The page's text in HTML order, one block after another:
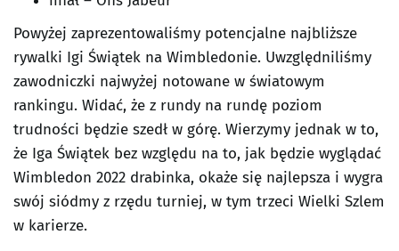
Powyżej zaprezentowaliśmy potencjalne najbliższe
rywalki Igi Świątek na Wimbledonie. Uwzględniliśmy
zawodniczki najwyżej notowane w światowym
rankingu. Widać, że z rundy na rundę poziom
trudności będzie szedł w górę. Wierzymy jednak w to,
że Iga Świątek bez względu na to, jak będzie wyglądać
Wimbledon 2022 drabinka, okaże się najlepsza i wygra
swój siódmy z rzędu turniej, w tym trzeci Wielki Szlem
w karierze.